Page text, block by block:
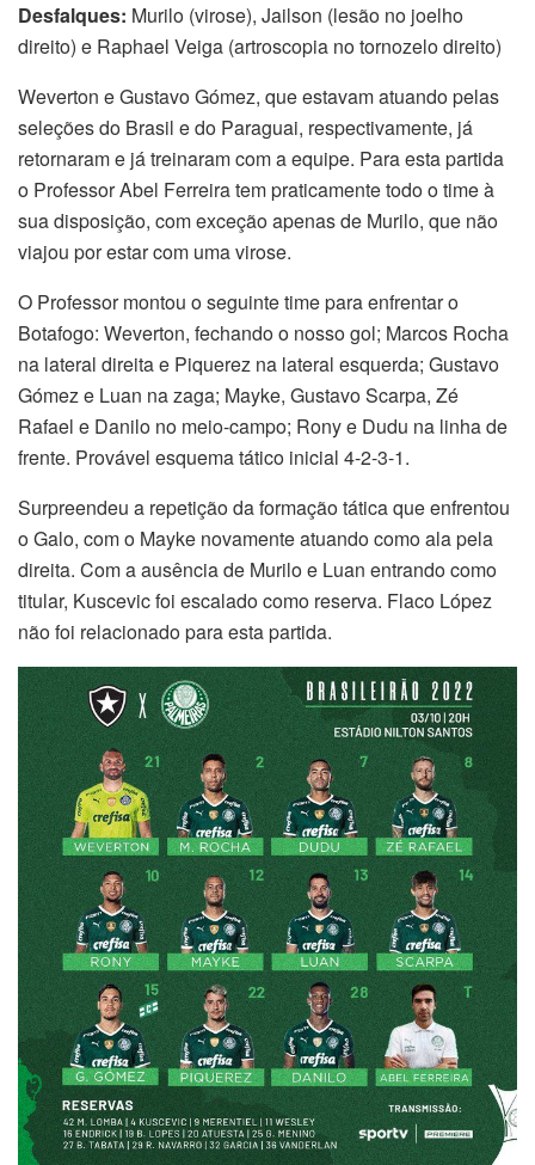
Desfalques: Murilo (virose), Jailson (lesão no joelho
direito) e Raphael Veiga (artroscopia no tornozelo direito)
Weverton e Gustavo Gómez, que estavam atuando pelas
seleções do Brasil e do Paraguai, respectivamente, já
retornaram e já treinaram com a equipe. Para esta partida
o Professor Abel Ferreira tem praticamente todo o time à
sua disposição, com exceção apenas de Murilo, que não
viajou por estar com uma virose.
O Professor montou o seguinte time para enfrentar o
Botafogo: Weverton, fechando o nosso gol; Marcos Rocha
na lateral direita e Piquerez na lateral esquerda; Gustavo
Gómez e Luan na zaga; Mayke, Gustavo Scarpa, Zé
Rafael e Danilo no meio-campo; Rony e Dudu na linha de
frente. Provável esquema tático inicial 4-2-3-1.
Surpreendeu a repetição da formação tática que enfrentou
o Galo, com o Mayke novamente atuando como ala pela
direita. Com a ausência de Murilo e Luan entrando como
titular, Kuscevic foi escalado como reserva. Flaco López
não foi relacionado para esta partida.